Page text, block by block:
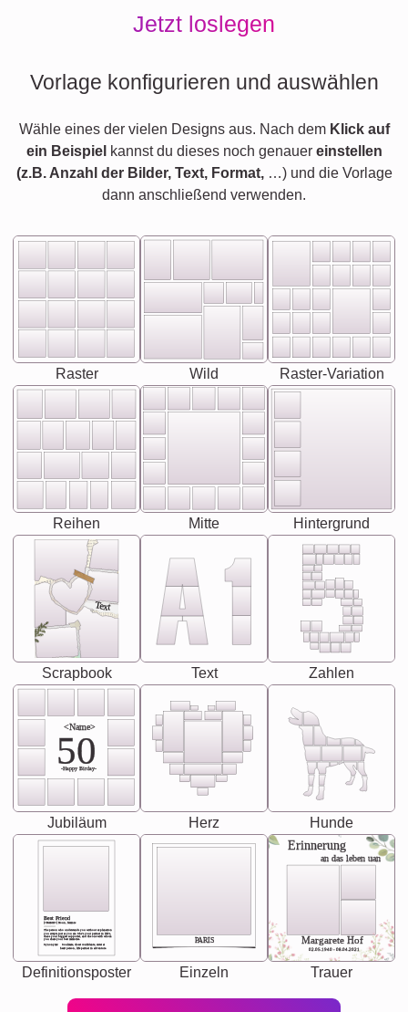
Jetzt loslegen
Vorlage konfigurieren und auswählen
Wähle eines der vielen Designs aus. Nach dem Klick auf
ein Beispiel kannst du dieses noch genauer einstellen
(z.B. Anzahl der Bilder, Text, Format,…) und die Vorlage
dann anschließend verwenden.
Raster Wild Raster-Variation
Reihen Mitte Hintergrund
Text
Scrapbook Text Zahlen
<Name>
50
-Happy Birday-
Jubiläum Herz Hunde
Best Friend
[<NAME>] Noun, feminie
Synonyms: Soulmate, closet confidante, sister at
heart person, life partner in adventure.
The person who understands you without explanation
you accepts just as you are. She's your partner in life's,
chaos your biggest supporter, and the one with whom
you share your best memories.
Definitionsposter
PARIS
Einzeln
Erinnerung
an das leben uan
Margarete Hof
02.05.1940 - 08.04.2021
Trauer